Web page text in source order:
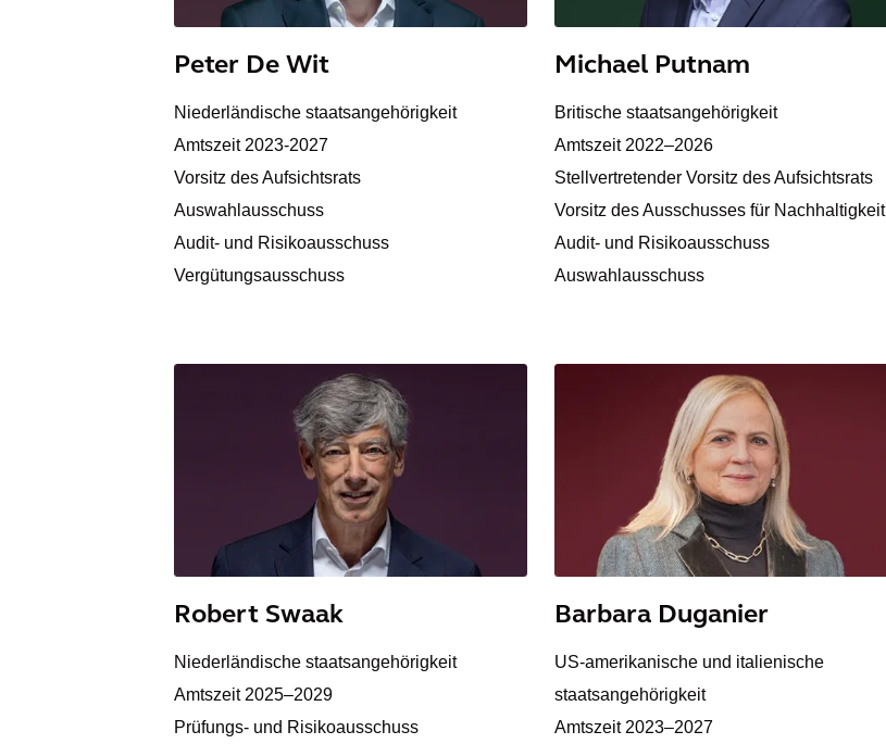
Peter De Wit
Niederländische staatsangehörigkeit
Amtszeit 2023-2027
Vorsitz des Aufsichtsrats
Auswahlausschuss
Audit- und Risikoausschuss
Vergütungsausschuss
Michael Putnam
Britische staatsangehörigkeit
Amtszeit 2022–2026
Stellvertretender Vorsitz des Aufsichtsrats
Vorsitz des Ausschusses für Nachhaltigkeit
Audit- und Risikoausschuss
Auswahlausschuss
Robert Swaak
Niederländische staatsangehörigkeit
Amtszeit 2025–2029
Prüfungs- und Risikoausschuss
Barbara Duganier
US-amerikanische und italienische
staatsangehörigkeit
Amtszeit 2023–2027